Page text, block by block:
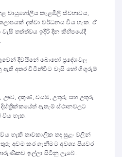
වායුගෝලීය කැළඹිලි ස්වභාවය,
දක්වා වර්ධනය විය හැක. ඒ
තත්ත්වය ඉදිරි දින කිහිපයේදී
දිවයිනේ බොහෝ ප්‍රදේශවල
ඇති අතර විටින්විට වැසි හෝ ගිගුරුම්
ඌව, දකුණ, වයඹ, උතුරු සහ උතුරු
දිස්ත්‍රික්කයේත් ඇතැම් ස්ථානවලට
විය හැක.
හැකි තාවකාලික තද සුළං වලින්
අවම කර ගැනීමට අවශ්‍ය පියවර
ඉල්ලා සිටිනු ලැබේ.